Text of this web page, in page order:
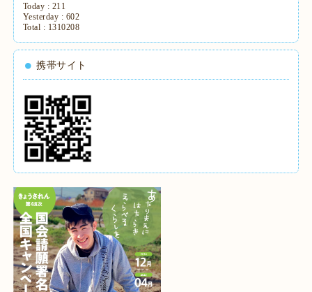
Today : 211
Yesterday : 602
Total : 1310208
携帯サイト